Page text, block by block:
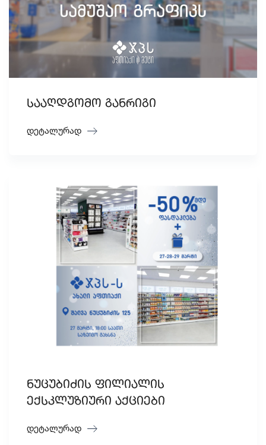
სააღდგომო განრიგი
დეტალურად
ნუცუბიძის ფილიალის
ექსკლუზიური აქციები
დეტალურად